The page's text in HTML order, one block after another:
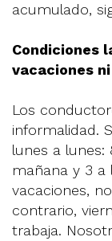
acumulado,
Condiciones
vacaciones
Los
informalidad.
lunes a lunes:
mañana y 3 a
vacaciones,
contrario,
trabaja.